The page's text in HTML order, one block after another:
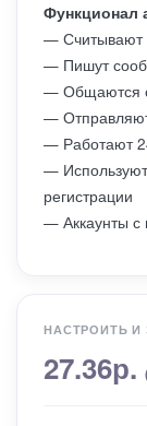
Функционал
— Считывают
— Пишут
— Общаются
—
— Работают
—
регистрации
— Аккаунты с
НАСТРОИТЬ И
27.36р.